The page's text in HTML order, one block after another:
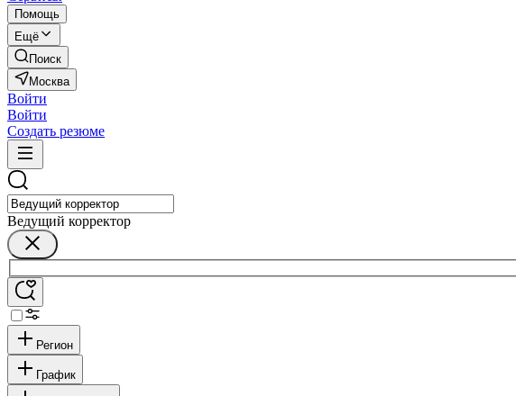
Помощь
Ещё
Поиск
Москва
Войти
Войти
Создать резюме
Ведущий корректор
Регион
График